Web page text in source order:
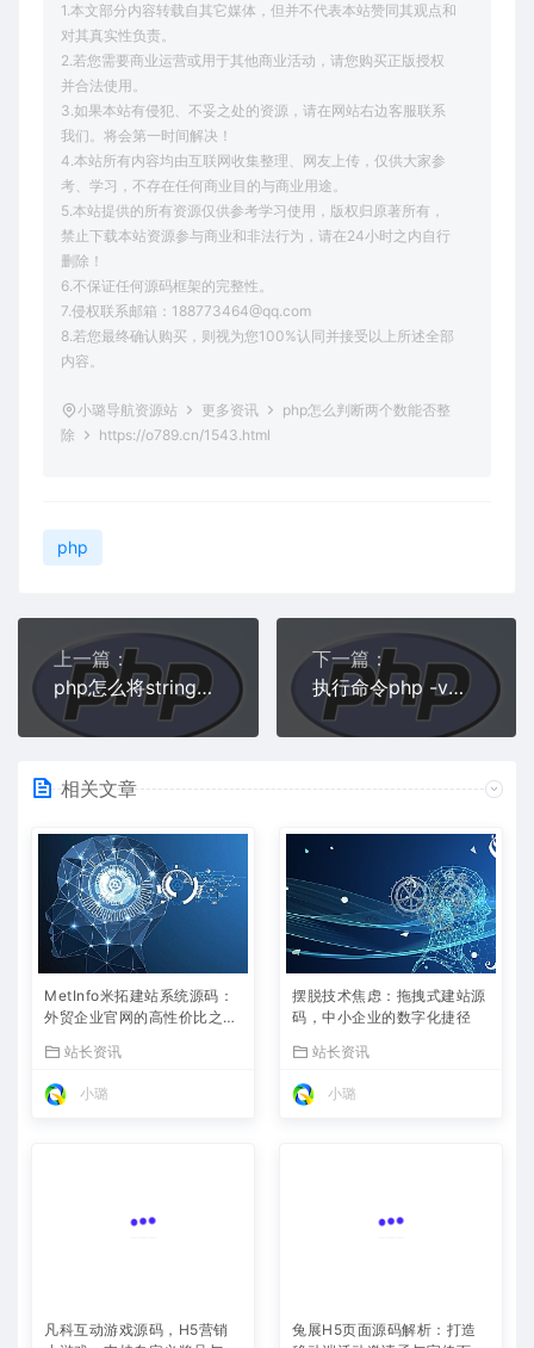
1.本文部分内容转载自其它媒体，但并不代表本站赞同其观点和
对其真实性负责。
2.若您需要商业运营或用于其他商业活动，请您购买正版授权
并合法使用。
3.如果本站有侵犯、不妥之处的资源，请在网站右边客服联系
我们。将会第一时间解决！
4.本站所有内容均由互联网收集整理、网友上传，仅供大家参
考、学习，不存在任何商业目的与商业用途。
5.本站提供的所有资源仅供参考学习使用，版权归原著所有，
禁止下载本站资源参与商业和非法行为，请在24小时之内自行
删除！
6.不保证任何源码框架的完整性。
7.侵权联系邮箱：188773464@qq.com
8.若您最终确认购买，则视为您100%认同并接受以上所述全部
内容。
小璐导航资源站 更多资讯
php怎么判断两个数能否整
除
https://o789.cn/1543.html
php
上一篇：
php怎么将string转换成数组类型
下一篇：
执行命令php -v提示php不是内部命令怎么办
相关文章
MetInfo米拓建站系统源码：
外贸企业官网的高性价比之
站长资讯
小璐
摆脱技术焦虑：拖拽式建站源
码，中小企业的数字化捷径
站长资讯
小璐
凡科互动游戏源码，H5营销
兔展H5页面源码解析：打造